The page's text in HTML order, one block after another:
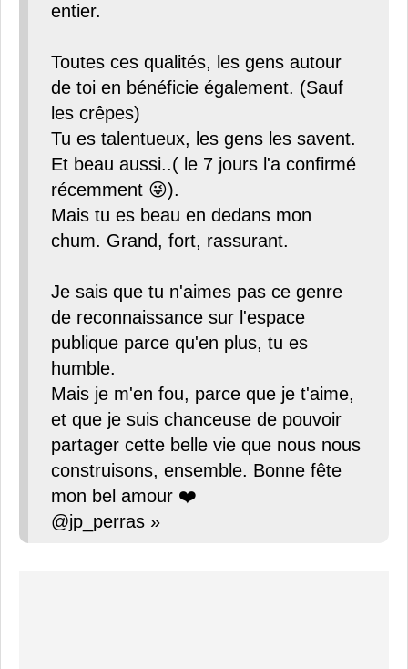
entier.
Toutes ces qualités, les gens autour
de toi en bénéficie également. (Sauf
les crêpes)
Tu es talentueux, les gens les savent.
Et beau aussi..( le 7 jours l'a confirmé
récemment 😜).
Mais tu es beau en dedans mon
chum. Grand, fort, rassurant.
Je sais que tu n'aimes pas ce genre
de reconnaissance sur l'espace
publique parce qu'en plus, tu es
humble.
Mais je m'en fou, parce que je t'aime,
et que je suis chanceuse de pouvoir
partager cette belle vie que nous nous
construisons, ensemble. Bonne fête
mon bel amour ❤️
@jp_perras »